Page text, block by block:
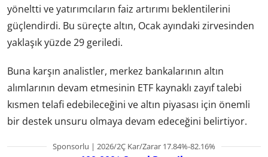
yöneltti ve yatırımcıların faiz artırımı beklentilerini
güçlendirdi. Bu süreçte altın, Ocak ayındaki zirvesinden
yaklaşık yüzde 29 geriledi.
Buna karşın analistler, merkez bankalarının altın
alımlarının devam etmesinin ETF kaynaklı zayıf talebi
kısmen telafi edebileceğini ve altın piyasası için önemli
bir destek unsuru olmaya devam edeceğini belirtiyor.
Sponsorlu | 2026/2Ç Kar/Zarar 17.84%-82.16%